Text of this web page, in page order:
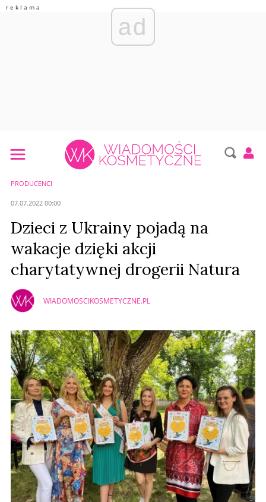
ad
PRODUCENCI
07.07.2022 00:00
Dzieci z Ukrainy pojadą na
wakacje dzięki akcji
charytatywnej drogerii Natura
WIADOMOSCIKOSMETYCZNE.PL